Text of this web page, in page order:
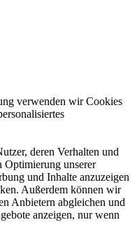
verwenden wir Cookies
deren Verhalten und
Optimierung unserer
und Inhalte anzuzeigen
Außerdem können wir
Anbietern abgleichen und
anzeigen, nur wenn